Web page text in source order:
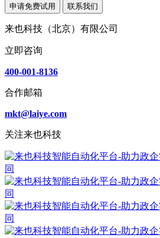
申请免费试用 联系我们
来也科技（北京）有限公司
立即咨询
400-001-8136
合作邮箱
mkt@laiye.com
关注来也科技